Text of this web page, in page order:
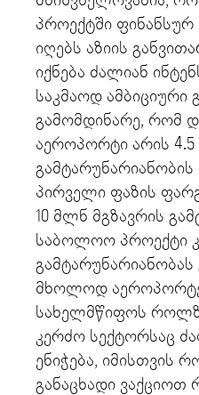
პროექტში
იღებს აზიის
იქნება ძალიან
საკმაოდ ამბიციური
გამომდინარე, რომ
აეროპორტი არის
პირველი ფაზის
10 მლნ მგზავრის
საბოლოო პროექტი
მხოლოდ
სახელმწიფოს
კერძო სექტორსაც
ენიჭება, იმისთვის
განაცხადი